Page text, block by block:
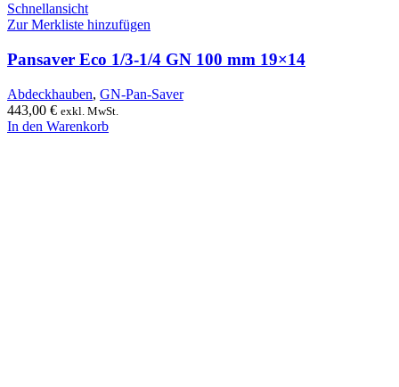
Schnellansicht
Zur Merkliste hinzufügen
Pansaver Eco 1/3-1/4 GN 100 mm 19×14
Abdeckhauben, GN-Pan-Saver
443,00 € exkl. MwSt.
In den Warenkorb